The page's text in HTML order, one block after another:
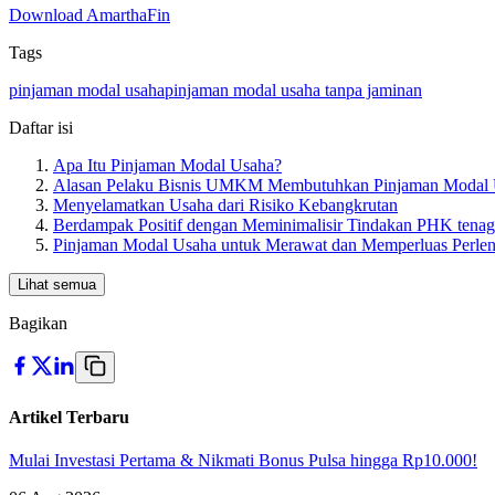
Download AmarthaFin
Tags
pinjaman modal usahapinjaman modal usaha tanpa jaminan
Daftar isi
Apa Itu Pinjaman Modal Usaha?
Alasan Pelaku Bisnis UMKM Membutuhkan Pinjaman Modal
Menyelamatkan Usaha dari Risiko Kebangkrutan
Berdampak Positif dengan Meminimalisir Tindakan PHK
Pinjaman Modal Usaha untuk Merawat dan Memperluas
Lihat semua
Bagikan
Artikel Terbaru
Mulai Investasi Pertama & Nikmati Bonus Pulsa hingga Rp10.000!